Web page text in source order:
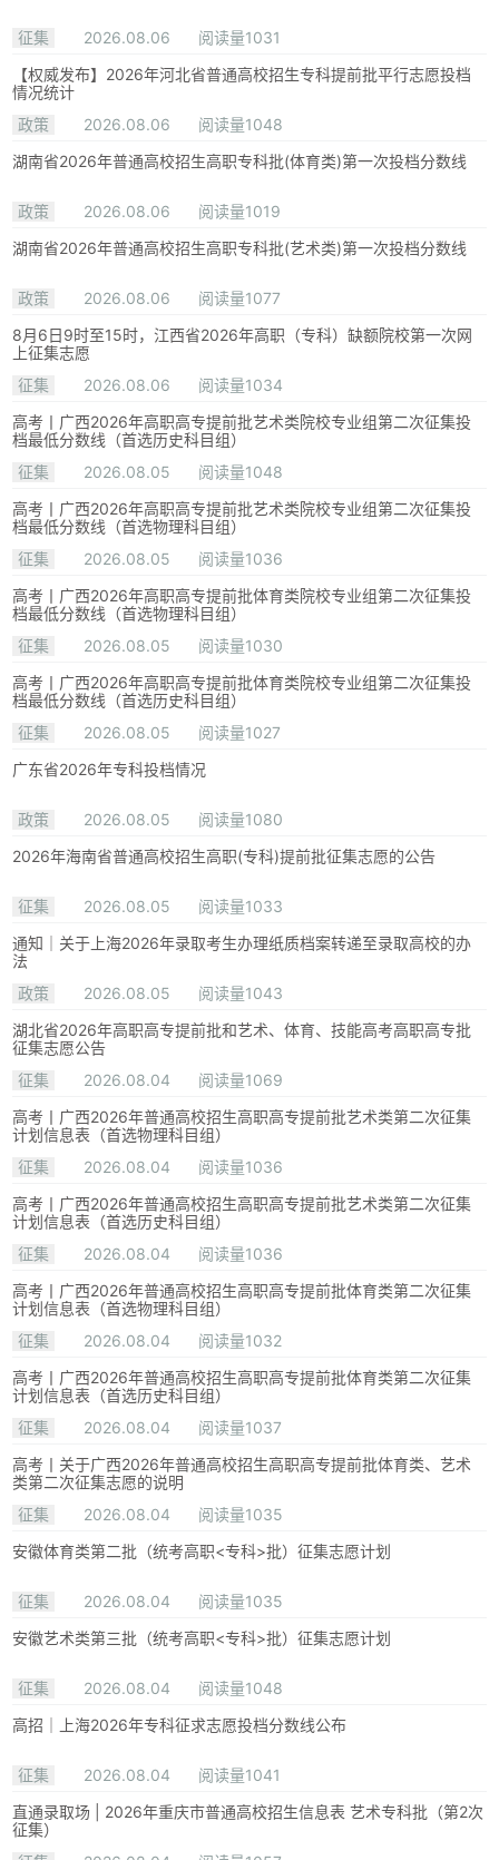
征集 2026.08.06
阅读量1031
【权威发布】2026年河北省普通高校招生专科提前批平行志愿投档
情况统计
政策
2026.08.06
阅读量1048
湖南省2026年普通高校招生高职专科批(体育类)第一次投档分数线
政策 2026.08.06
阅读量1019
湖南省2026年普通高校招生高职专科批(艺术类)第一次投档分数线
政策 2026.08.06
阅读量1077
8月6日9时至15时，江西省2026年高职（专科）缺额院校第一次网
上征集志愿
征集
2026.08.06
阅读量1034
高考丨广西2026年高职高专提前批艺术类院校专业组第二次征集投
档最低分数线（首选历史科目组）
征集
2026.08.05
阅读量1048
高考丨广西2026年高职高专提前批艺术类院校专业组第二次征集投
档最低分数线（首选物理科目组）
征集
2026.08.05
阅读量1036
高考丨广西2026年高职高专提前批体育类院校专业组第二次征集投
档最低分数线（首选物理科目组）
征集
2026.08.05
阅读量1030
高考丨广西2026年高职高专提前批体育类院校专业组第二次征集投
档最低分数线（首选历史科目组）
征集
2026.08.05
阅读量1027
广东省2026年专科投档情况
政策 2026.08.05
阅读量1080
2026年海南省普通高校招生高职(专科)提前批征集志愿的公告
征集 2026.08.05
阅读量1033
通知｜关于上海2026年录取考生办理纸质档案转递至录取高校的办
法
政策
2026.08.05
阅读量1043
湖北省2026年高职高专提前批和艺术、体育、技能高考高职高专批
征集志愿公告
征集
2026.08.04
阅读量1069
高考丨广西2026年普通高校招生高职高专提前批艺术类第二次征集
计划信息表（首选物理科目组）
征集
2026.08.04
阅读量1036
高考丨广西2026年普通高校招生高职高专提前批艺术类第二次征集
计划信息表（首选历史科目组）
征集
2026.08.04
阅读量1036
高考丨广西2026年普通高校招生高职高专提前批体育类第二次征集
计划信息表（首选物理科目组）
征集
2026.08.04
阅读量1032
高考丨广西2026年普通高校招生高职高专提前批体育类第二次征集
计划信息表（首选历史科目组）
征集
2026.08.04
阅读量1037
高考丨关于广西2026年普通高校招生高职高专提前批体育类、艺术
类第二次征集志愿的说明
征集
2026.08.04
阅读量1035
安徽体育类第二批（统考高职<专科>批）征集志愿计划
征集 2026.08.04
阅读量1035
安徽艺术类第三批（统考高职<专科>批）征集志愿计划
征集 2026.08.04
阅读量1048
高招｜上海2026年专科征求志愿投档分数线公布
征集 2026.08.04
阅读量1041
直通录取场 | 2026年重庆市普通高校招生信息表 艺术专科批（第2次
征集）